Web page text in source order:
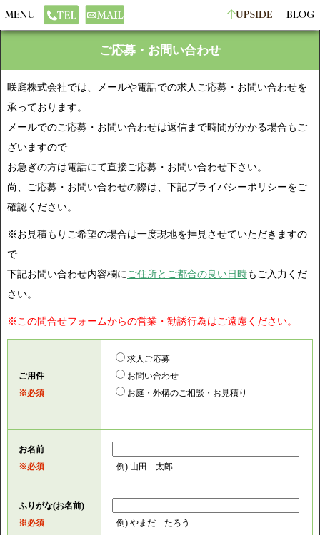
ご応募・お問い合わせ
咲庭株式会社では、メールや電話での求人ご応募・お問い合わせを
承っております。
メールでのご応募・お問い合わせは返信まで時間がかかる場合もご
ざいますので
お急ぎの方は電話にて直接ご応募・お問い合わせ下さい。
尚、ご応募・お問い合わせの際は、下記プライバシーポリシーをご
確認ください。
※お見積もりご希望の場合は一度現地を拝見させていただきますの
で
下記お問い合わせ内容欄にご住所とご都合の良い日時も ご入力くだ
さい。
※この問合せフォームからの営業・勧誘行為はご遠慮ください。
ご用件
※必須
求人ご応募
お問い合わせ
お庭・外構のご相談・お見積り
お名前
※必須
例) 山田 太郎
ふりがな(お名前)
※必須
例) やまだ たろう